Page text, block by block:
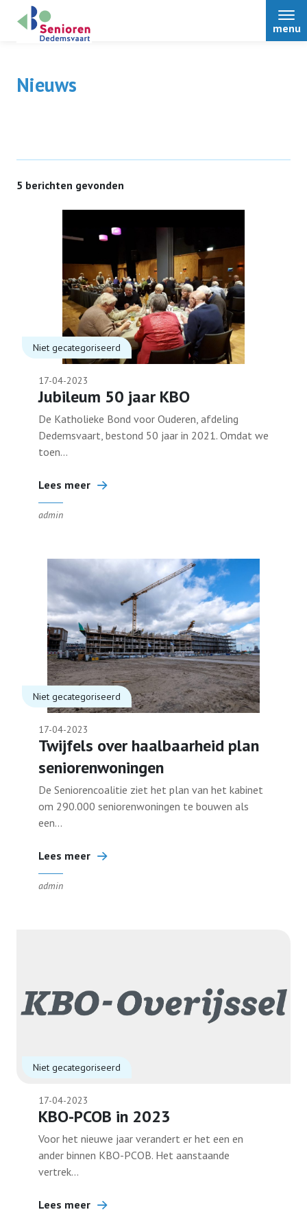
menu
Over ons
Nieuws
Terugblikken
Bestuur
Contact
Lid worden
Nieuws
5 berichten gevonden
Niet gecategoriseerd
17-04-2023
Jubileum 50 jaar KBO
De Katholieke Bond voor Ouderen, afdeling
Dedemsvaart, bestond 50 jaar in 2021. Omdat we
toen...
Lees meer
admin
Niet gecategoriseerd
17-04-2023
Twijfels over haalbaarheid plan
seniorenwoningen
De Seniorencoalitie ziet het plan van het kabinet
om 290.000 seniorenwoningen te bouwen als
een...
Lees meer
admin
Niet gecategoriseerd
17-04-2023
KBO-PCOB in 2023
Voor het nieuwe jaar verandert er het een en
ander binnen KBO-PCOB. Het aanstaande
vertrek...
Lees meer